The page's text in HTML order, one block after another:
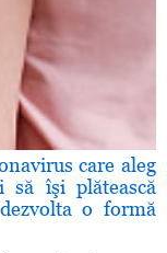
care aleg
să îşi plătească
o formă